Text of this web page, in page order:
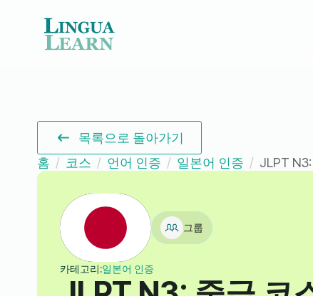
목록으로 돌아가기
홈
코스 언어 인증 일본어 인증 JLPT
그룹
카테고리:일본어 인증